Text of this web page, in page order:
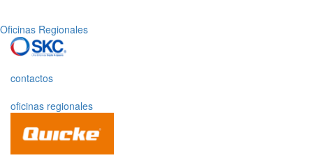
Oficinas Regionales
contactos
oficinas regionales